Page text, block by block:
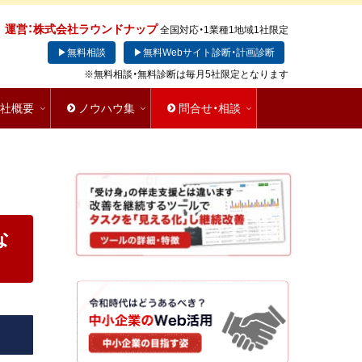
運営：株式会社ラウンドナップ 全国対応・1業種1地域1社限定
▶無料相談
▶無料Webサイト診断・計画診断
※無料相談・無料診断は毎月5社限定となります
概要 ノウハウ集 問合せ・相談